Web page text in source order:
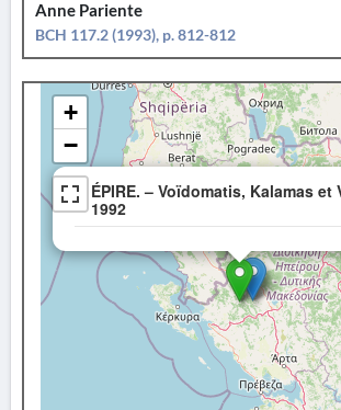
Anne Pariente
BCH 117.2 (1993), p. 812-812
ÉPIRE. – Voïdomatis, Kalamas et
1992
+
−